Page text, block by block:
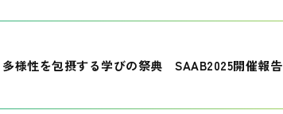
多様性を包摂する学びの祭典 SAAB2025開催報告